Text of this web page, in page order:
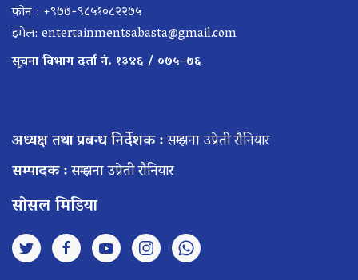
फोन : +९७७-९८५१०८२२७५
इमेल: entertainmentsabasta@gmail.com
सूचना विभाग दर्ता नं. १३४६ / ०७५–७६
अध्यक्ष तथा प्रबन्ध निर्देशक :सम्झना उप्रेती रौनियार
सम्पादक :सम्झना उप्रेती रौनियार
सोसल मिडिया